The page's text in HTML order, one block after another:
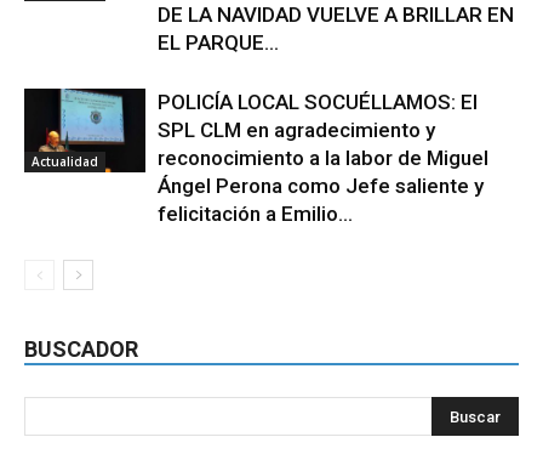
DE LA NAVIDAD VUELVE A BRILLAR EN
EL PARQUE...
Actualidad
POLICÍA LOCAL SOCUÉLLAMOS: El
SPL CLM en agradecimiento y
reconocimiento a la labor de Miguel
Ángel Perona como Jefe saliente y
felicitación a Emilio...
BUSCADOR